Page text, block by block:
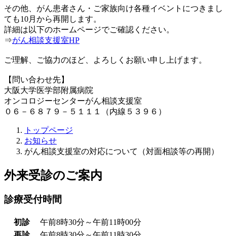
その他、がん患者さん・ご家族向け各種イベントにつきまし
ても10月から再開します。
詳細は以下のホームページでご確認ください。
⇒がん相談支援室HP
ご理解、ご協力のほど、よろしくお願い申し上げます。
【問い合わせ先】
大阪大学医学部附属病院
オンコロジーセンターがん相談支援室
０６－６８７９－５１１１（内線５３９６）
トップページ
お知らせ
がん相談支援室の対応について（対面相談等の再開）
外来受診のご案内
診療受付時間
初診
午前8時30分～午前11時00分